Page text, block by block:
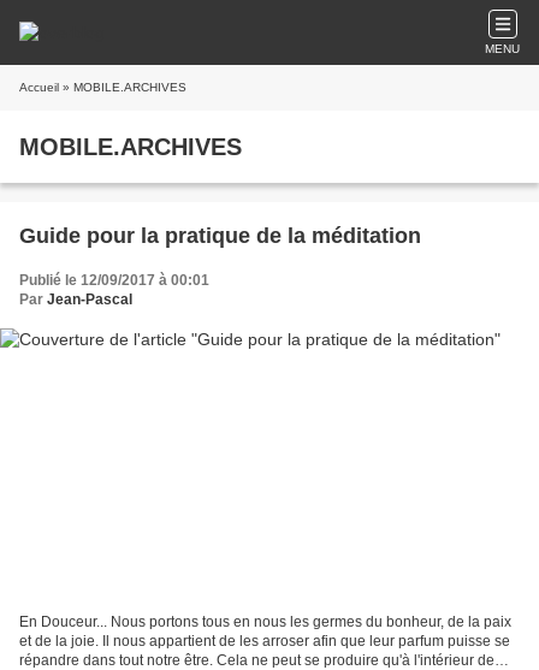
MENU
Accueil » MOBILE.ARCHIVES
MOBILE.ARCHIVES
Guide pour la pratique de la méditation
Publié le 12/09/2017 à 00:01
Par Jean-Pascal
En Douceur... Nous portons tous en nous les germes du bonheur, de la paix
et de la joie. Il nous appartient de les arroser afin que leur parfum puisse se
répandre dans tout notre être. Cela ne peut se produire qu'à l'intérieur de